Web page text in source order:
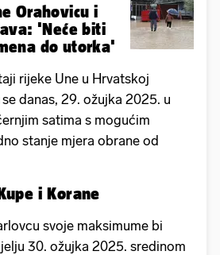
Orahovicu i
'Neće biti
do utorka'
rijeke Une u Hrvatskoj
danas, 29. ožujka 2025. u
satima s mogućim
stanje mjera obrane od
i Korane
svoje maksimume bi
30. ožujka 2025. sredinom